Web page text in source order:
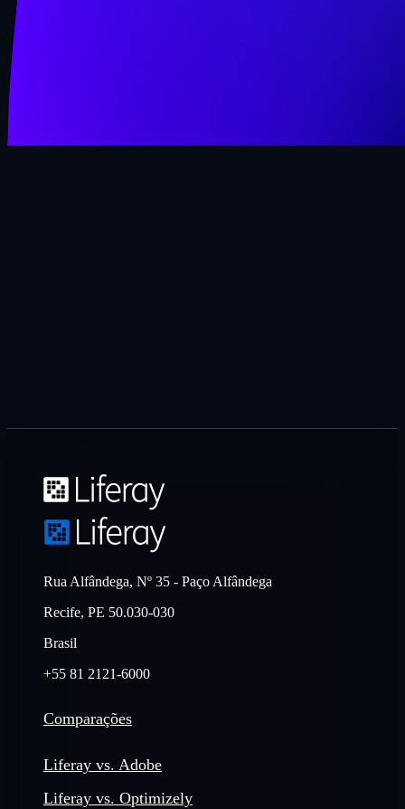
Rua Alfândega, Nº 35 - Paço Alfândega
Recife, PE 50.030-030
Brasil
+55 81 2121-6000
Comparações
Liferay vs. Adobe
Liferay vs. Optimizely